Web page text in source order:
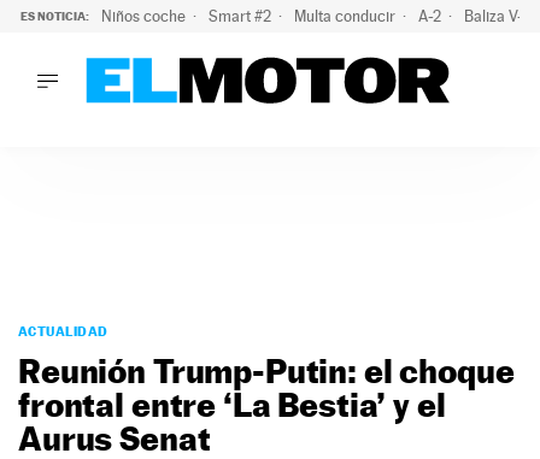
ES NOTICIA: Niños coche Smart #2 Multa conducir A-2 Baliza V-
PODCAST
MOTOS
TECNOLOGÍA
SUPERCOCHES
ACTUALIDAD
Reunión Trump-Putin: el choque
frontal entre ‘La Bestia’ y el
Aurus Senat